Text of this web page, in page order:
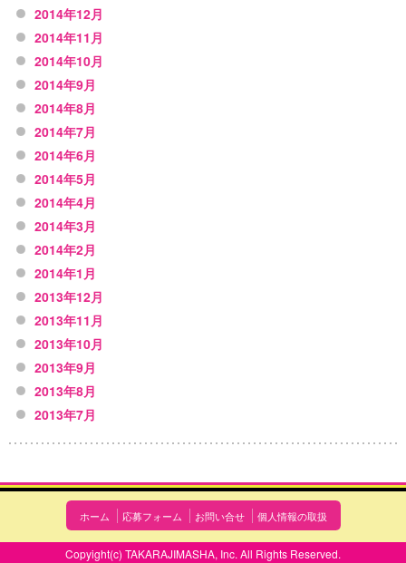
2014年12月
2014年11月
2014年10月
2014年9月
2014年8月
2014年7月
2014年6月
2014年5月
2014年4月
2014年3月
2014年2月
2014年1月
2013年12月
2013年11月
2013年10月
2013年9月
2013年8月
2013年7月
ホーム 応募フォーム お問い合せ 個人情報の取扱
Copyight(c) TAKARAJIMASHA, Inc. All Rights Reserved.